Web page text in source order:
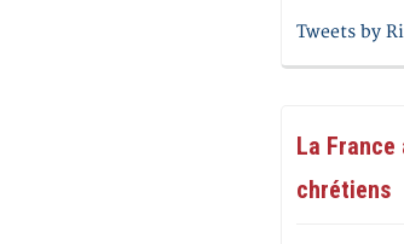
Tweets by
La
chrétiens